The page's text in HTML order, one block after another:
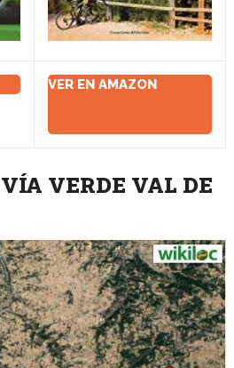
VER EN AMAZON
VERDE VAL DE